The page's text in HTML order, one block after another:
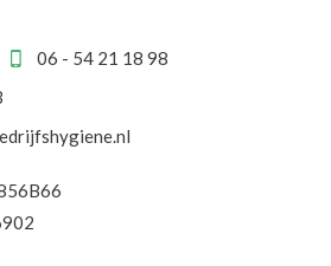
06 - 54 21 18 98